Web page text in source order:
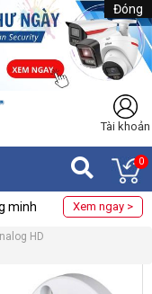
Đóng
Tài khoản
0
minh Xem ngay >
HD